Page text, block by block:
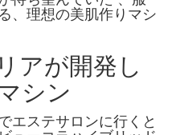
、理想の美肌作りマシ
アが開発し
シン
エステサロンに行くと